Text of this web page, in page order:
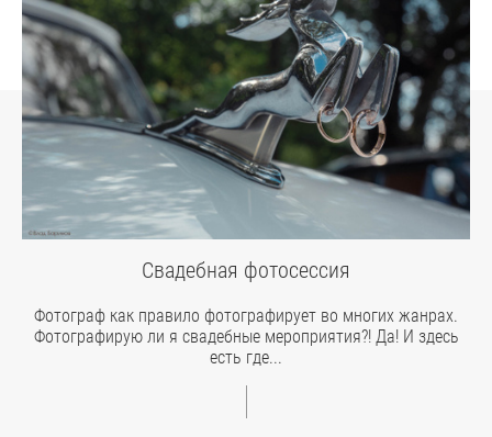
Свадебная фотосессия
Фотограф как правило фотографирует во многих жанрах.
Фотографирую ли я свадебные мероприятия?! Да! И здесь
есть где...